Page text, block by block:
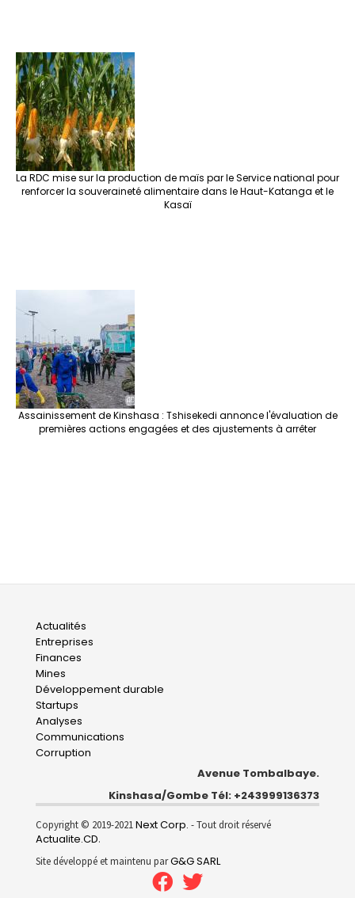
La RDC mise sur la production de maïs par le Service national pour
renforcer la souveraineté alimentaire dans le Haut-Katanga et le
Kasaï
Assainissement de Kinshasa : Tshisekedi annonce l'évaluation de
premières actions engagées et des ajustements à arrêter
Main
navigation
Actualités
Entreprises
Finances
Mines
Développement durable
Startups
Analyses
Communications
Corruption
Avenue Tombalbaye.
Kinshasa/Gombe Tél: +243999136373
Copyright © 2019-2021Next Corp. - Tout droit réservé
Actualite.CD.
Site développé et maintenu parG&G SARL